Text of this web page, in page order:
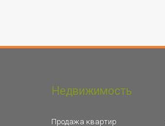
Недвижимость
Продажа квартир